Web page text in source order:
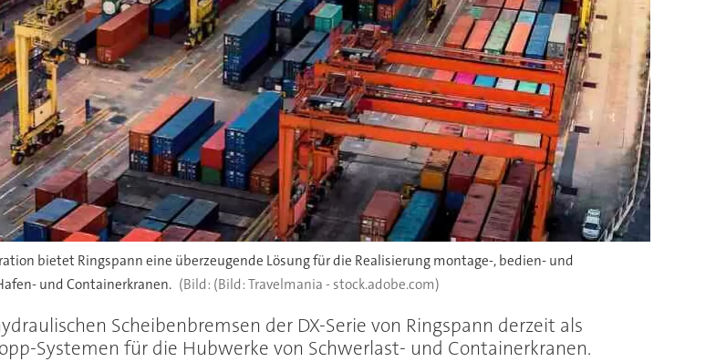
bietet Ringspann eine überzeugende Lösung für die Realisierung montage-, bedien- und
und Containerkranen.
(Bild: Travelmania - stock.adobe.com)
Scheibenbremsen der DX-Serie von Ringspann derzeit als
Systemen für die Hubwerke von Schwerlast- und Containerkranen.